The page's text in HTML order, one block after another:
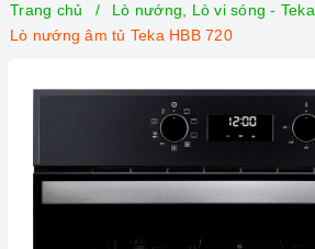
Trang chủ
Lò nướng, Lò vi sóng - Teka
Lò nướng âm tủ Teka HBB 720